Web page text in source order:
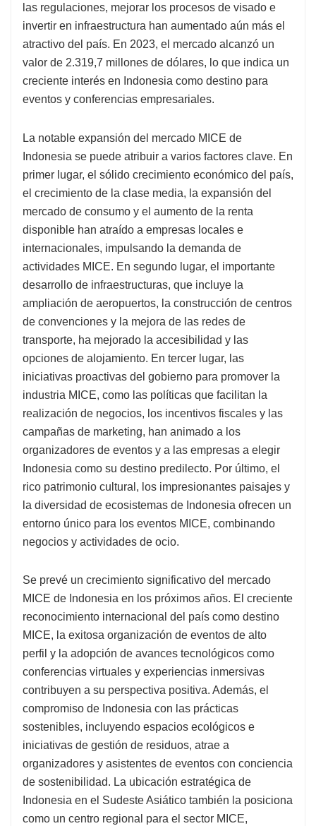
las regulaciones, mejorar los procesos de visado e
invertir en infraestructura han aumentado aún más el
atractivo del país. En 2023, el mercado alcanzó un
valor de 2.319,7 millones de dólares, lo que indica un
creciente interés en Indonesia como destino para
eventos y conferencias empresariales.
La notable expansión del mercado MICE de
Indonesia se puede atribuir a varios factores clave. En
primer lugar, el sólido crecimiento económico del país,
el crecimiento de la clase media, la expansión del
mercado de consumo y el aumento de la renta
disponible han atraído a empresas locales e
internacionales, impulsando la demanda de
actividades MICE. En segundo lugar, el importante
desarrollo de infraestructuras, que incluye la
ampliación de aeropuertos, la construcción de centros
de convenciones y la mejora de las redes de
transporte, ha mejorado la accesibilidad y las
opciones de alojamiento. En tercer lugar, las
iniciativas proactivas del gobierno para promover la
industria MICE, como las políticas que facilitan la
realización de negocios, los incentivos fiscales y las
campañas de marketing, han animado a los
organizadores de eventos y a las empresas a elegir
Indonesia como su destino predilecto. Por último, el
rico patrimonio cultural, los impresionantes paisajes y
la diversidad de ecosistemas de Indonesia ofrecen un
entorno único para los eventos MICE, combinando
negocios y actividades de ocio.
Se prevé un crecimiento significativo del mercado
MICE de Indonesia en los próximos años. El creciente
reconocimiento internacional del país como destino
MICE, la exitosa organización de eventos de alto
perfil y la adopción de avances tecnológicos como
conferencias virtuales y experiencias inmersivas
contribuyen a su perspectiva positiva. Además, el
compromiso de Indonesia con las prácticas
sostenibles, incluyendo espacios ecológicos e
iniciativas de gestión de residuos, atrae a
organizadores y asistentes de eventos con conciencia
de sostenibilidad. La ubicación estratégica de
Indonesia en el Sudeste Asiático también la posiciona
como un centro regional para el sector MICE,